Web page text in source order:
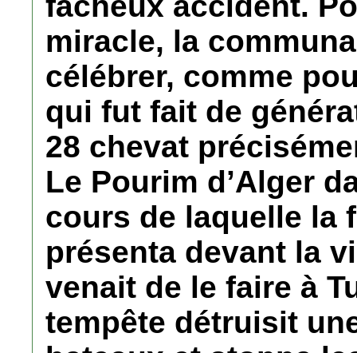
miracle, la
célébrer, comme
qui fut fait de
28 chevat
Le Pourim d’Alger
cours de laquelle la
présenta devant la
venait de le faire à
tempête détruisit